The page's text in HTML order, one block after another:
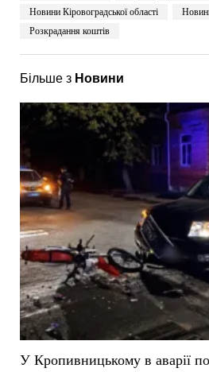
Новини Кіровоградської області
Розкрадання коштів
Більше з Новини
У Кропивницькому в аварії